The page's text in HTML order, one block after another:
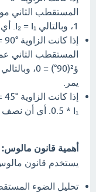
1، وبالتالي I₂ = I₁. أي أن كل الضوء يمر.
المستقطب الثاني
يمر.
0.5 * I₁. أي أن نصف الضوء يمر.
أهمية قانون مالوس:
يستخدم قانون
تحليل الضوء